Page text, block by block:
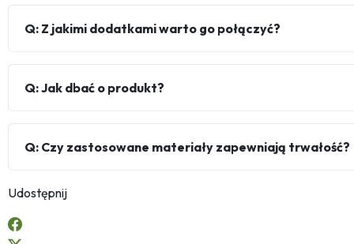
Q: Z jakimi dodatkami warto go połączyć?
Q: Jak dbać o produkt?
Q: Czy zastosowane materiały zapewniają trwałość?
Udostępnij